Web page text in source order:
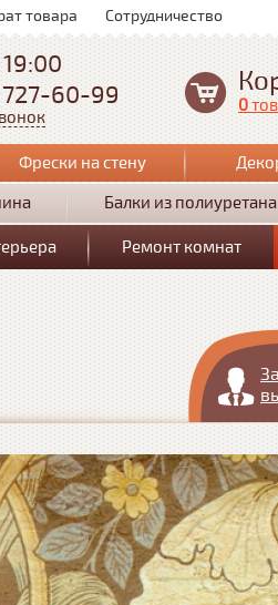
товара Сотрудничество
60-99
0
Фрески на стену
Балки из полиуретана
Ремонт комнат